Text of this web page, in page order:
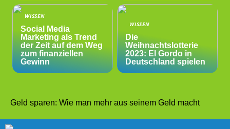
WISSEN
Social Media
Marketing als Trend
der Zeit auf dem Weg
zum finanziellen
Gewinn
WISSEN
Die
Weihnachtslotterie
2023: El Gordo in
Deutschland spielen
Geld sparen: Wie man mehr aus seinem Geld macht